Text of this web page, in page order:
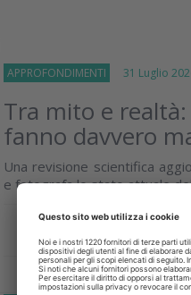
APPROFONDIMENTI 31 Luglio
Tra mito e
fanno davvero
Una revisione scientifica
e fotografa lo stato attuale
Approfondisci